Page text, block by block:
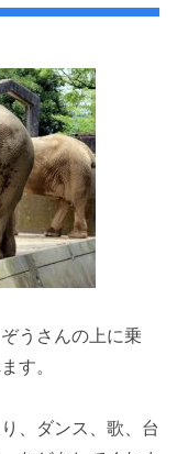
うさんの上に乗
す。
、ダンス、歌、台